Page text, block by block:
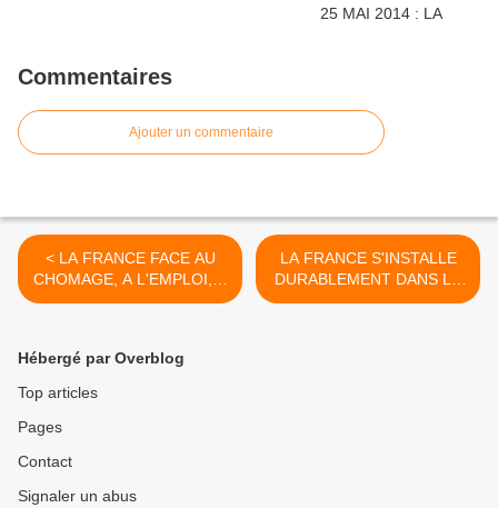
Commentaires
Ajouter un commentaire
< LA FRANCE FACE AU
CHOMAGE, A L'EMPLOI, A
L'ACTIVITE ET A LA
LA FRANCE S'INSTALLE
DURABLEMENT DANS LE
CHOMAGE ET LE DEFICIT
Hébergé par Overblog
Top articles
Pages
Contact
Signaler un abus